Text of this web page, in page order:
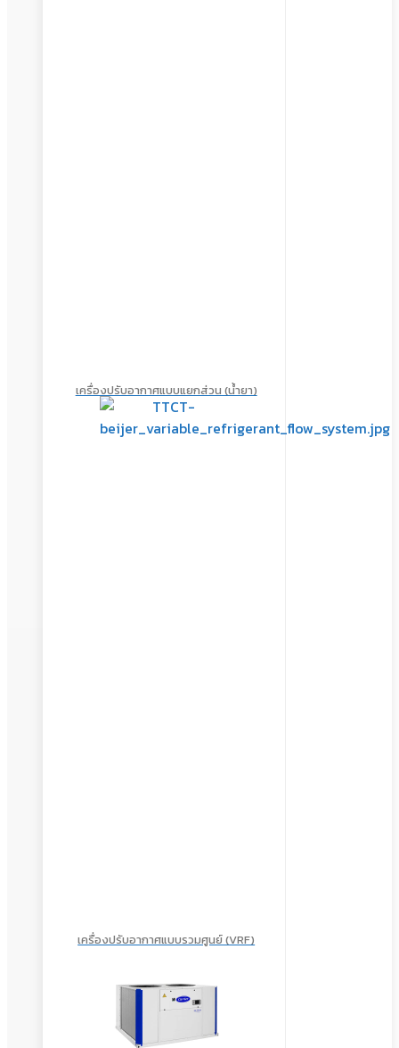
เครื่องปรับอากาศแบบแยกส่วน (น้ำยา)
เครื่องปรับอากาศแบบรวมศูนย์ (VRF)